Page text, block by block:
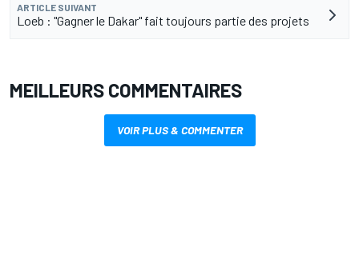
ARTICLE SUIVANT
Loeb : "Gagner le Dakar" fait toujours partie des projets
MEILLEURS COMMENTAIRES
VOIR PLUS & COMMENTER